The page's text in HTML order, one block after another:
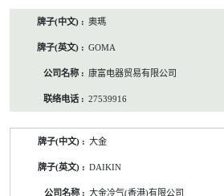
奧瑪
GOMA
康富电器贸易有限公司
27539916
大金
DAIKIN
大金冷气(香港)有限公司